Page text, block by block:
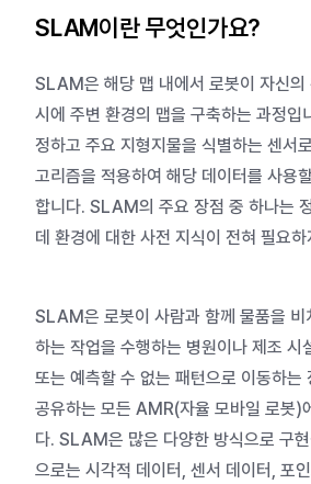
SLAM이란 무엇인가요?
SLAM은 해당 맵 내에서 로봇이 자신의
시에 주변 환경의 맵을 구축하는 과정입
정하고 주요 지형지물을 식별하는 센서
고리즘을 적용하여 해당 데이터를 사용
합니다. SLAM의 주요 장점 중 하나는
데 환경에 대한 사전 지식이 전혀 필요
SLAM은 로봇이 사람과 함께 물품을 비
하는 작업을 수행하는 병원이나 제조 시
또는 예측할 수 없는 패턴으로 이동하는
공유하는 모든 AMR(자율 모바일 로봇)
다. SLAM은 많은 다양한 방식으로 구
으로는 시각적 데이터, 센서 데이터, 포